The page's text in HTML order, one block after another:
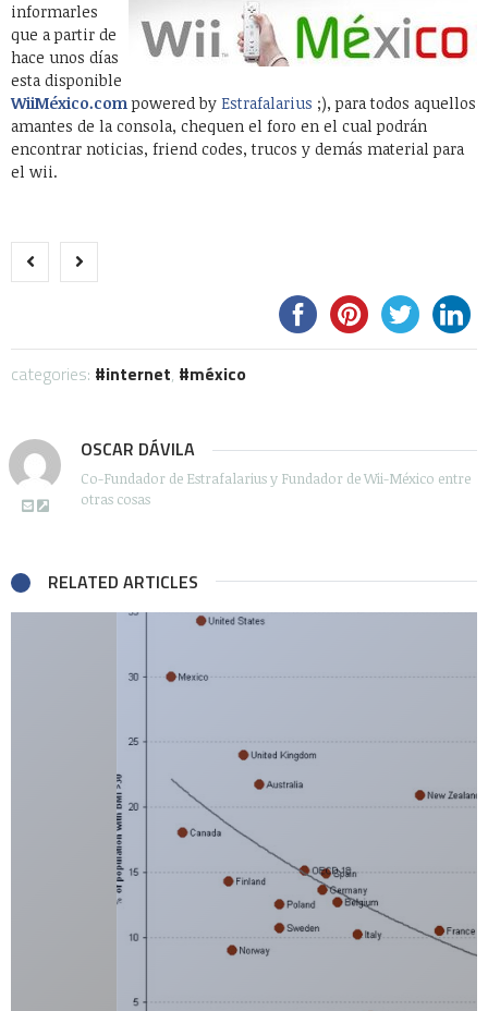
informarles
que a partir de
hace unos días
esta disponible
WiiMéxico.compowered by Estrafalarius ;), para todos aquellos
amantes de la consola, chequen el foro en el cual podrán
encontrar noticias, friend codes, trucos y demás material para
el wii.
categories: internet, méxico
OSCAR DÁVILA
Co-Fundador de Estrafalarius y Fundador de Wii-México entre
otras cosas
RELATED ARTICLES